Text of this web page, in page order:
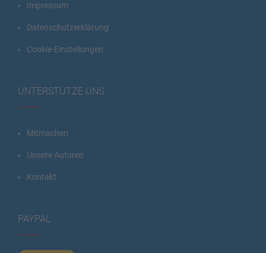
Impressum
Datenschutzerklärung
Cookie-Einstellungen
UNTERSTÜTZE UNS
Mitmachen
Unsere Autoren
Kontakt
PAYPAL